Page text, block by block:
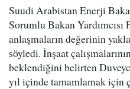
Suudi Arabistan Enerji
Sorumlu Bakan Yardımcısı
anlaşmaların değerinin
söyledi. İnşaat
beklendiğini belirten
yıl içinde tamamlamak için